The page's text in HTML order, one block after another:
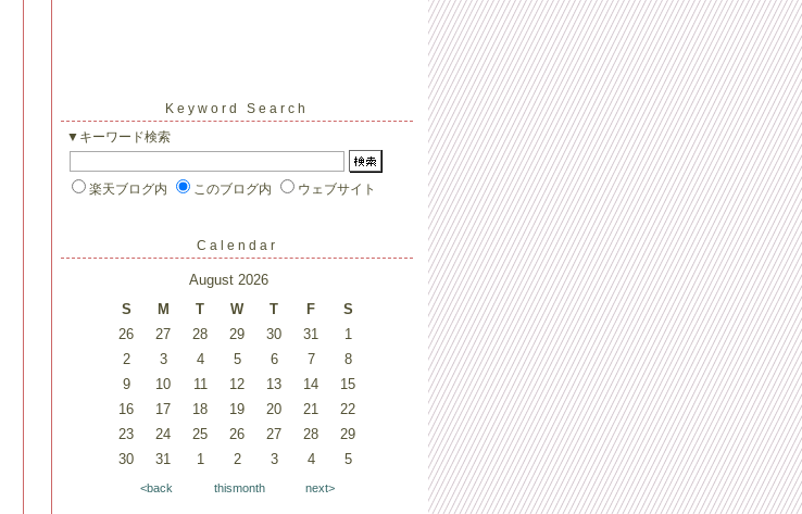
Keyword Search
▼キーワード検索
楽天ブログ内 このブログ内 ウェブサイト
Calendar
August 2026
S
M T W T F
S
26
27 28 29 30 31
1
2
3 4 5 6 7
8
9
10 11 12 13 14
15
16
17 18 19 20 21
22
23
24 25 26 27 28
29
30
31 1 2 3 4 5
<back thismonth next>